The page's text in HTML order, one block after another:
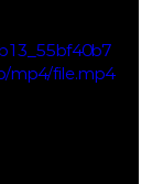
mp4/file.mp4